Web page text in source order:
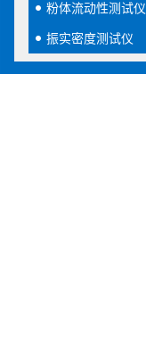
粉体流动性测试仪
振实密度测试仪